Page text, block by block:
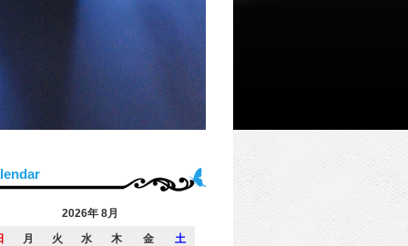
2026年 8月
月 火 水 木 金 土